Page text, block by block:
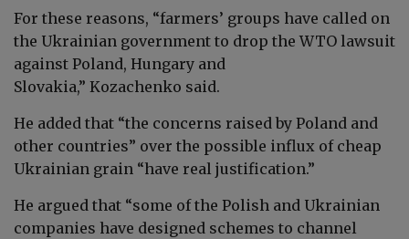
For these reasons, “farmers’ groups have called on
the Ukrainian government to drop the WTO lawsuit
against Poland, Hungary and
Slovakia,” Kozachenko said.
He added that “the concerns raised by Poland and
other countries” over the possible influx of cheap
Ukrainian grain “have real justification.”
He argued that “some of the Polish and Ukrainian
companies have designed schemes to channel